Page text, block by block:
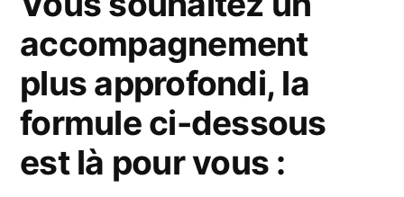
accompagnement
plus approfondi, la
formule ci-dessous
est là pour vous :